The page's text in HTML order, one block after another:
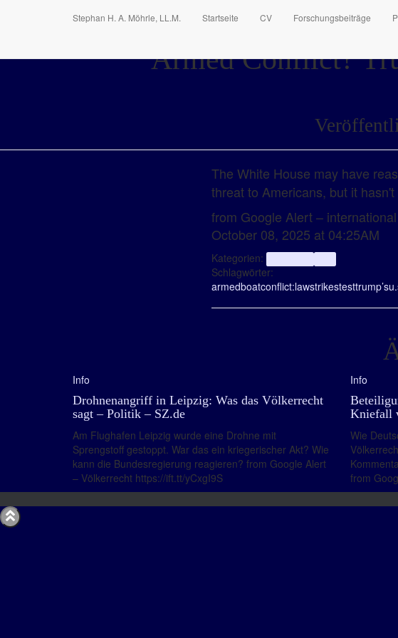
Stephan H. A. Möhrle, LL.M. Startseite CV Forschungsbeiträge
Armed Conflict?
The White House may have
threat to Americans, but it
from Google Alert –
October 08, 2025 at 04:25AM
Kategorien:
Schlagwörter:
armedboatconflict:lawstrikestesttrump’s
Info
Drohnenangriff in Leipzig: Was das Völkerrecht
sagt – Politik – SZ.de
Am Flughafen Leipzig wurde eine Drohne mit
Sprengstoff gestoppt. War das ein kriegerischer Akt? Wie
kann die Bundesregierung reagieren? from Google Alert
– Völkerrecht https://ift.tt/yCxgI9S
Info
Kniefall
Wie
from